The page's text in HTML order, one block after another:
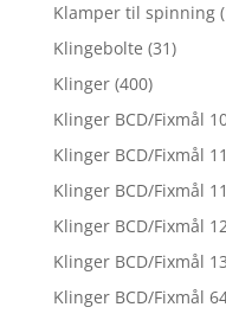
Klamper til spinning
Klingebolte (31)
Klinger (400)
Klinger BCD/Fixmål
Klinger BCD/Fixmål
Klinger BCD/Fixmål
Klinger BCD/Fixmål
Klinger BCD/Fixmål
Klinger BCD/Fixmål